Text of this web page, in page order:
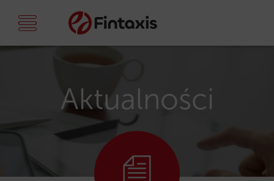
Aktualności